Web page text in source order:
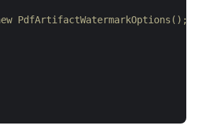
PdfArtifactWatermarkOptions();